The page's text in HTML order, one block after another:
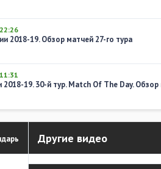
22:26
2018-19. Обзор матчей 27-го тура
11:31
Другие видео